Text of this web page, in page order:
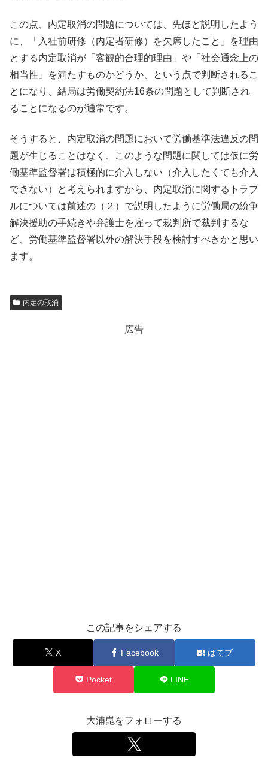
この点、内定取消の問題については、先ほど説明したよう
に、「入社前研修（内定者研修）を欠席したこと」を理由
とする内定取消が「客観的合理的理由」や「社会通念上の
相当性」を満たすものかどうか、という点で判断されるこ
とになり、結局は労働契約法16条の問題として判断され
ることになるのが通常です。
そうすると、内定取消の問題において労働基準法違反の問
題が生じることはなく、このような問題に関しては仮に労
働基準監督署は積極的に介入しない（介入したくても介入
できない）と考えられますから、内定取消に関するトラブ
ルについては前述の（２）で説明したように労働局の紛争
解決援助の手続きや弁護士を雇って裁判所で裁判するな
ど、労働基準監督署以外の解決手段を検討すべきかと思い
ます。
内定の取消
広告
この記事をシェアする
X Facebook はてブ
Pocket LINE
大浦崑をフォローする